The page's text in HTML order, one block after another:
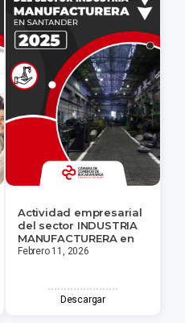
Actividad empresarial
del sector INDUSTRIA
MANUFACTURERA en
Febrero 11, 2026
Descargar